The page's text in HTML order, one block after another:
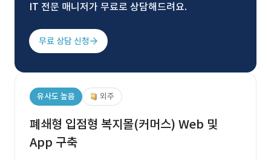
IT 전문 매니저가 무료로 상담해드려요.
무료 상담 신청
유사도 높음 외주
폐쇄형 입점형 복지몰(커머스) Web 및
App 구축